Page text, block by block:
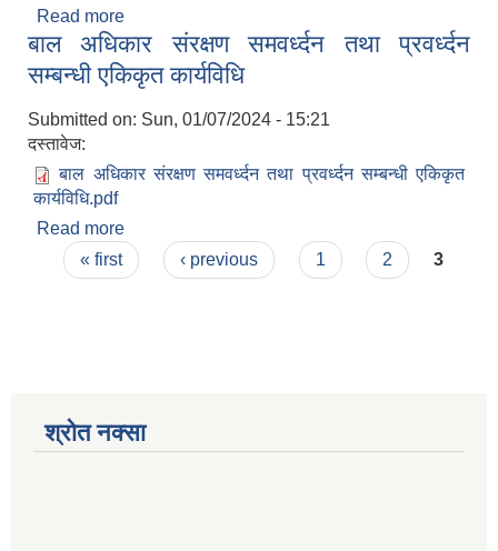
Read more
बाल अधिकार संरक्षण समवर्ध्दन तथा प्रवर्ध्दन
सम्बन्धी एकिकृत कार्यविधि
Submitted on: Sun, 01/07/2024 - 15:21
दस्तावेज:
बाल अधिकार संरक्षण समवर्ध्दन तथा प्रवर्ध्दन सम्बन्धी एकिकृत
कार्यविधि.pdf
Read more
सम्बन्धी एकिकृत कार्यविधि
Pages
« first ‹ previous 1 2 3
श्रोत नक्सा